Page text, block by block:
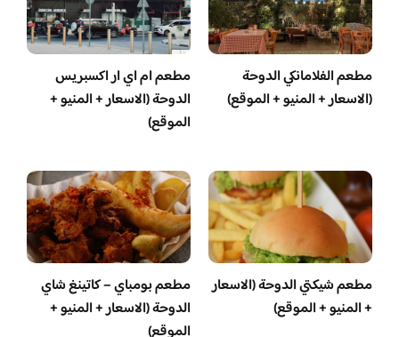
مطعم الفلامانكي الدوحة
(الاسعار + المنيو + الموقع)
مطعم ام اي ار اكسبريس
الدوحة (الاسعار + المنيو +
الموقع)
مطعم شيكتي الدوحة (الاسعار
+ المنيو + الموقع)
مطعم بومباي – كاتينغ شاي
الدوحة (الاسعار + المنيو +
الموقع)